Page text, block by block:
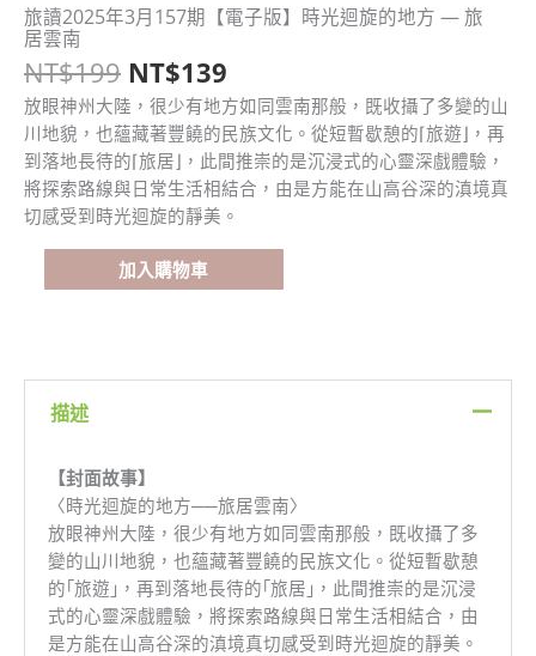
旅讀2025年3月157期【電子版】時光迴旋的地方 — 旅
居雲南
NT$199
原
價
格：
NT$199。
NT$139
目
格：
NT$139。
放眼神州大陸，很少有地方如同雲南那般，既收攝了多變的山
川地貌，也蘊藏著豐饒的民族文化。從短暫歇憩的⌈旅遊⌋，再
到落地長待的⌈旅居⌋，此間推崇的是沉浸式的心靈深戲體驗，
將探索路線與日常生活相結合，由是方能在山高谷深的滇境真
切感受到時光迴旋的靜美。
旅
讀
2025
年
3
月
157
期
版】
迴
加入購物車
描述
【封面故事】
〈時光迴旋的地方──旅居雲南〉
放眼神州大陸，很少有地方如同雲南那般，既收攝了多
變的山川地貌，也蘊藏著豐饒的民族文化。從短暫歇憩
的｢旅遊｣，再到落地長待的｢旅居｣，此間推崇的是沉浸
式的心靈深戲體驗，將探索路線與日常生活相結合，由
是方能在山高谷深的滇境真切感受到時光迴旋的靜美。